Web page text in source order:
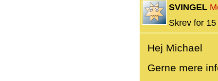
SVINGEL
Skrev for
Hej Michael
Gerne mere